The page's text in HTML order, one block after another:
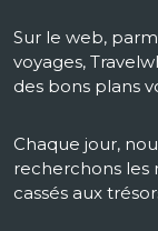
Sur le web,
voyages,
des bons plans
Chaque jour,
recherchons les
cassés aux